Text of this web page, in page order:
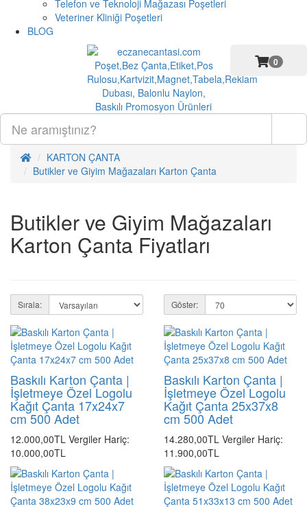
Telefon ve Teknoloji Mağazası Poşetleri
Veteriner Kliniği Poşetleri
BLOG
0
KARTON ÇANTA
Butikler ve Giyim Mağazaları Karton Çanta
Butikler ve Giyim Mağazaları
Karton Çanta Fiyatları
Sırala: Göster:
Baskılı Karton Çanta |
İşletmeye Özel Logolu
Kağıt Çanta 17x24x7
cm 500 Adet
12.000,00TL Vergiler Hariç:
10.000,00TL
Baskılı Karton Çanta |
İşletmeye Özel Logolu
Kağıt Çanta 25x37x8
cm 500 Adet
14.280,00TL Vergiler Hariç:
11.900,00TL